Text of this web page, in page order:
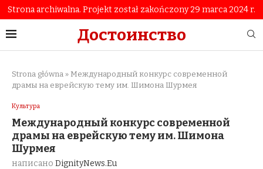
Strona archiwalna. Projekt został zakończony 29 marca 2024 r.
Достоинство
Strona główna » Международный конкурс современной
драмы на еврейскую тему им. Шимона Шурмея
Культура
Международный конкурс современной
драмы на еврейскую тему им. Шимона
Шурмея
написано DignityNews.eu